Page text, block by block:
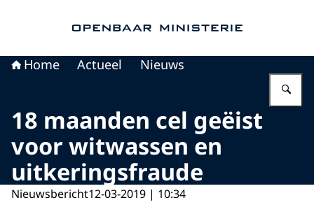
Home Actueel Nieuws
18 maanden cel geëist
voor witwassen en
uitkeringsfraude
Nieuwsbericht12-03-2019 | 10:34